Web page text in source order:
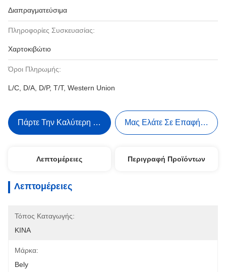
Διαπραγματεύσιμα
Πληροφορίες Συσκευασίας:
Χαρτοκιβώτιο
Όροι Πληρωμής:
L/C, D/A, D/P, T/T, Western Union
Πάρτε Την Καλύτερη Τιμή Μας Ελάτε Σε Επαφή Με
Λεπτομέρειες Περιγραφή Προϊόντων
Λεπτομέρειες
Τόπος Καταγωγής:
ΚΙΝΑ
Μάρκα:
Bely